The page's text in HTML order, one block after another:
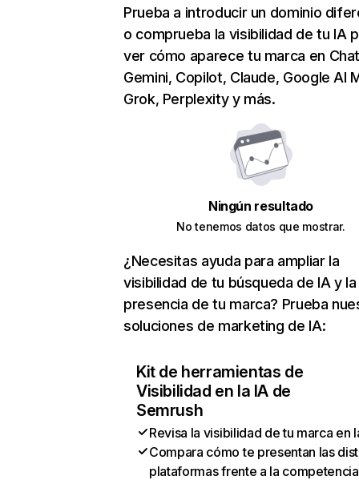
Prueba a introducir un dominio
o comprueba la visibilidad de tu IA
ver cómo aparece tu marca en
Gemini, Copilot, Claude, Google AI
Grok, Perplexity y más.
Ningún resultado
No tenemos datos que mostrar.
¿Necesitas ayuda para ampliar la
visibilidad de tu búsqueda de IA y la
presencia de tu marca? Prueba
soluciones de marketing de IA:
Kit de herramientas de
Visibilidad en la IA de
Semrush
Revisa la visibilidad de tu marca en
Compara cómo te presentan las
plataformas frente a la competencia